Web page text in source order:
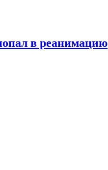
в реанимацию